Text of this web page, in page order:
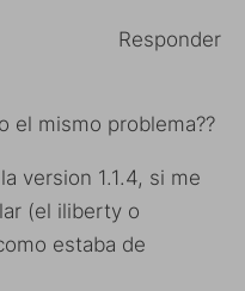
el mismo problema??
version 1.1.4, si me
(el iliberty o
estaba de
Responder